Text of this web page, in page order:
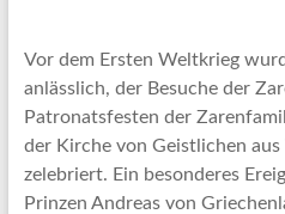
Vor dem Ersten Weltkrieg
anlässlich, der Besuche der
Patronatsfesten der
der Kirche von Geistlichen
zelebriert. Ein besonderes
Prinzen Andreas von